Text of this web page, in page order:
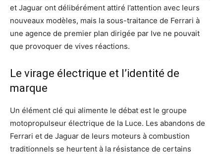
et Jaguar ont délibérément attiré l’attention avec leurs
nouveaux modèles, mais la sous-traitance de Ferrari à
une agence de premier plan dirigée par Ive ne pouvait
que provoquer de vives réactions.
Le virage électrique et l’identité de
marque
Un élément clé qui alimente le débat est le groupe
motopropulseur électrique de la Luce. Les abandons de
Ferrari et de Jaguar de leurs moteurs à combustion
traditionnels se heurtent à la résistance de certains